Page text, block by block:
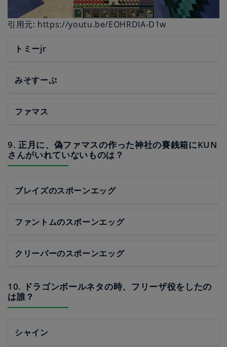
引用元: https://youtu.be/EOHRDIA-D1w
トミーjr
みそすーぷ
ファマス
9. 正月に、偽ファマスの作った神社の賽銭箱にKUN
さんがいれていないものは？
ブレイズのスポーンエッグ
ファントムのスポーンエッグ
クリーパーのスポーンエッグ
10. ドラゴンボールネタの時、フリーザ役をしたの
は誰？
シャイン